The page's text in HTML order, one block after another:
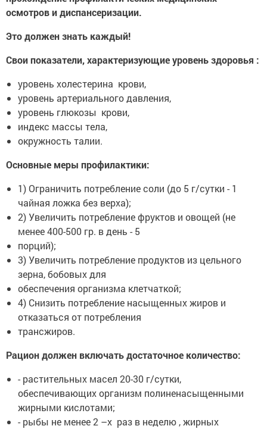
осмотров и диспансеризации.
Это должен знать каждый!
Свои показатели, характеризующие уровень здоровья :
уровень холестерина крови,
уровень артериального давления,
уровень глюкозы крови,
индекс массы тела,
окружность талии.
Основные меры профилактики:
1) Ограничить потребление соли (до 5 г/сутки - 1
чайная ложка без верха);
2) Увеличить потребление фруктов и овощей (не
менее 400-500 гр. в день - 5
порций);
3) Увеличить потребление продуктов из цельного
зерна, бобовых для
обеспечения организма клетчаткой;
4) Снизить потребление насыщенных жиров и
отказаться от потребления
трансжиров.
Рацион должен включать достаточное количество:
- растительных масел 20-30 г/сутки,
обеспечивающих организм полиненасыщенными
жирными кислотами;
- рыбы не менее 2 –х раз в неделю , жирных